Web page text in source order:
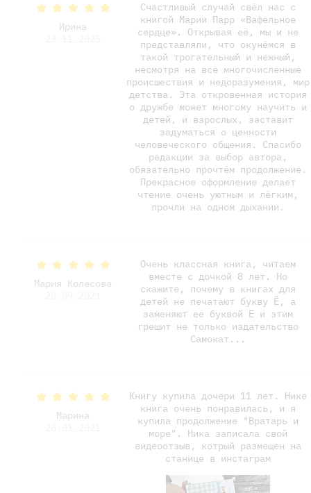
Ирина
Счастливый случай свёл нас с
книгой Марии Парр «Вафельное
сердце». Открывая её, мы и не
представляли, что окунёмся в
такой трогательный и нежный,
несмотря на все многочисленные
происшествия и недоразумения, мир
детства. Эта откровенная история
о дружбе может многому научить и
детей, и взрослых, заставит
задуматься о ценности
человеческого общения. Спасибо
редакции за выбор автора,
обязательно прочтём продолжение.
Прекрасное оформление делает
чтение очень уютным и лёгким,
прочли на одном дыхании.
Мария Колесова
Очень классная книга, читаем
вместе с дочкой 8 лет. Но
скажите, почему в книгах для
детей не печатают букву Ё, а
заменяют ее буквой Е и этим
грешит не только издательство
Самокат...
Марина
Книгу купила дочери 11 лет. Нике
книга очень понравилась, и я
купила продолжение "Вратарь и
море". Ника записала свой
видеоотзыв, котрый размещен на
станице в инстаграм